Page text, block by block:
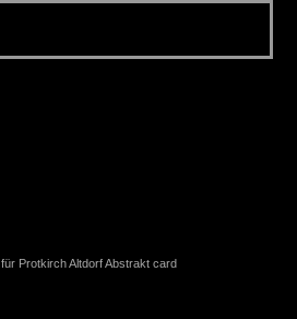
für Protkirch Altdorf Abstrakt card